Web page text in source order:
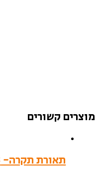
מוצרים קשורים
תאורת תקרה- B-8175-B